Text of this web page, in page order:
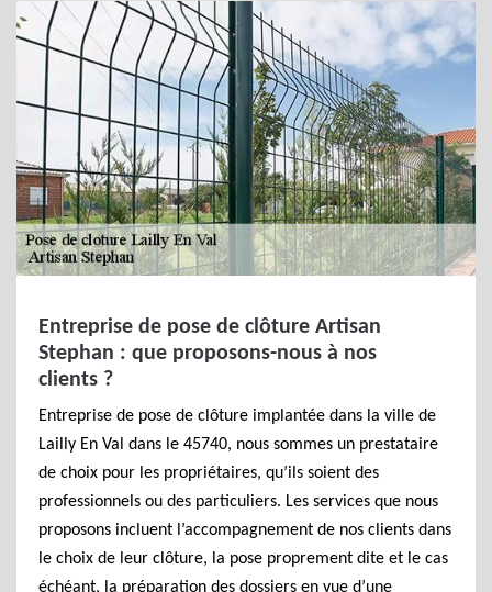
Entreprise de pose de clôture Artisan
Stephan : que proposons-nous à nos
clients ?
Entreprise de pose de clôture implantée dans la ville de
Lailly En Val dans le 45740, nous sommes un prestataire
de choix pour les propriétaires, qu’ils soient des
professionnels ou des particuliers. Les services que nous
proposons incluent l’accompagnement de nos clients dans
le choix de leur clôture, la pose proprement dite et le cas
échéant, la préparation des dossiers en vue d’une